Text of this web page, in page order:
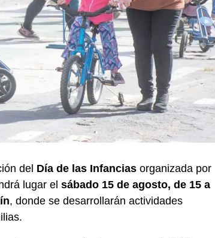
del Día de las Infancias organizada por
lugar el sábado 15 de agosto, de 15 a
, donde se desarrollarán actividades